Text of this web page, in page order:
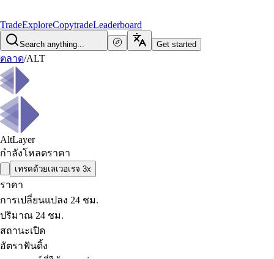
TradeExploreCopytradeLeaderboard
Search anything... Get started
ตลาด/ALT
AltLayer
กำลังโหลดราคา
เทรดด้วยเลเวอเรจ 3x
ราคา
การเปลี่ยนแปลง 24 ชม.
ปริมาณ 24 ชม.
สถานะเปิด
อัตราฟันดิ้ง